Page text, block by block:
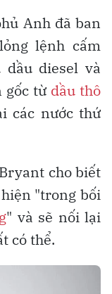
Anh đã ban
lệnh cấm
diesel và
gốc từ dầu thô
các nước thứ
cho biết
"trong bối
" và sẽ nối lại
có thể.